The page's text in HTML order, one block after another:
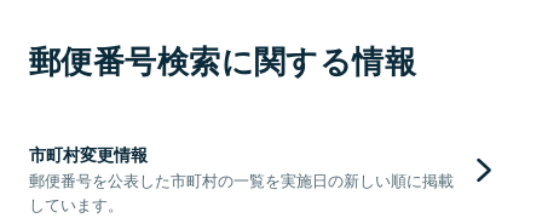
郵便番号検索に関する情報
市町村変更情報
郵便番号を公表した市町村の一覧を実施日の新しい順に掲載
しています。